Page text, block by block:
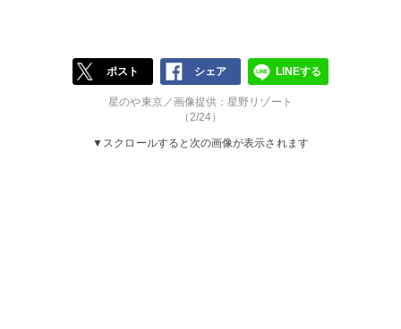
ポスト シェア LINEする
星のや東京／画像提供：星野リゾート
（2/24）
▼スクロールすると次の画像が表示されます